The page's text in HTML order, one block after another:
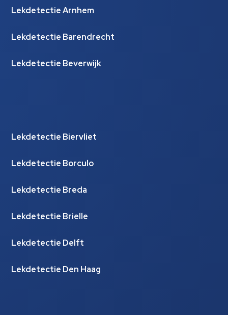
Lekdetectie Arnhem
Lekdetectie Barendrecht
Lekdetectie Beverwijk
Lekdetectie Biervliet
Lekdetectie Borculo
Lekdetectie Breda
Lekdetectie Brielle
Lekdetectie Delft
Lekdetectie Den Haag